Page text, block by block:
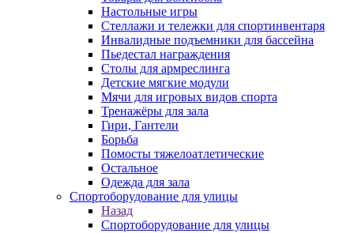
Настольные игры
Стеллажи и тележки для спортинвентаря
Инвалидные подъемники для бассейна
Пьедестал награждения
Столы для армреслинга
Детские мягкие модули
Мячи для игровых видов спорта
Тренажёры для зала
Гири, Гантели
Борьба
Помосты тяжелоатлетические
Остальное
Одежда для зала
Спортоборудование для улицы
Назад
Спортоборудование для улицы